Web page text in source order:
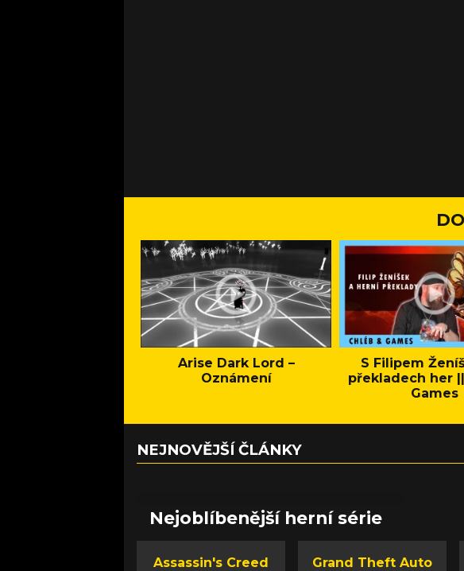
Arise Dark Lord –
Oznámení
S Filipem
překladech her
Games
NEJNOVĚJŠÍ ČLÁNKY
Nejoblíbenější herní série
Assassin's Creed Grand Theft Auto